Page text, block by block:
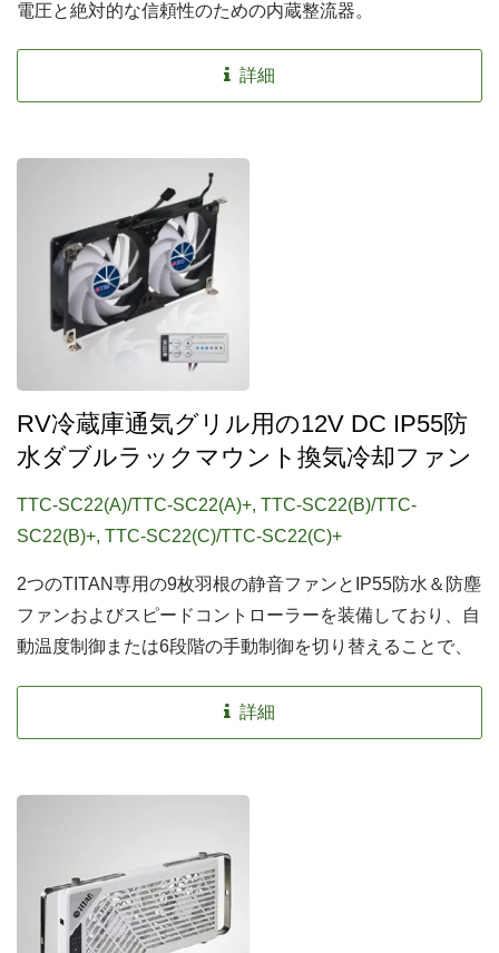
電圧と絶対的な信頼性のための内蔵整流器。
詳細
RV冷蔵庫通気グリル用の12V DC IP55防
水ダブルラックマウント換気冷却ファン
TTC-SC22(A)/TTC-SC22(A)+, TTC-SC22(B)/TTC-
SC22(B)+, TTC-SC22(C)/TTC-SC22(C)+
2つのTITAN専用の9枚羽根の静音ファンとIP55防水＆防塵
ファンおよびスピードコントローラーを装備しており、自
動温度制御または6段階の手動制御を切り替えることで、
できます。 スピードコントローラーの進化を体験しよ
う！ 安定した電圧と絶対的な信頼性のための内蔵整流
詳細